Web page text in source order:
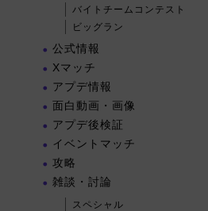
バイトチームコンテスト
ビッグラン
公式情報
Xマッチ
アプデ情報
面白動画・画像
アプデ後検証
イベントマッチ
攻略
雑談・討論
スペシャル